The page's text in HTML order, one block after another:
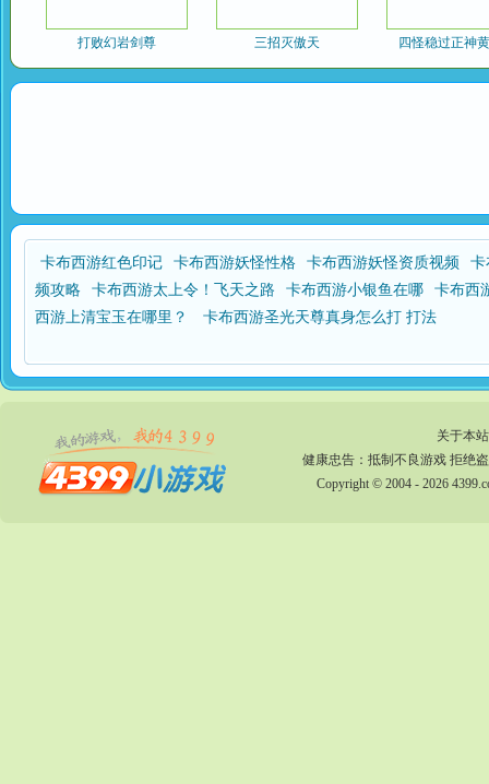
打败幻岩剑尊 三招灭傲天 四怪稳过正神
卡布西游红色印记 卡布西游妖怪性格 卡布西游妖怪资质视频
卡
频攻略
卡布西游太上令！飞天之路 卡布西游小银鱼在哪
卡布西
西游上清宝玉在哪里？
卡布西游圣光天尊真身怎么打 打法
关于本站
健康忠告：抵制不良游戏 拒绝
Copyright © 2004 - 2026